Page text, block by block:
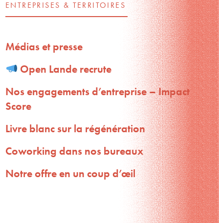
ENTREPRISES & TERRITOIRES
Médias et presse
Open Lande recrute
Nos engagements d’entreprise – Impact
Score
Livre blanc sur la régénération
Coworking dans nos bureaux
Notre offre en un coup d’œil